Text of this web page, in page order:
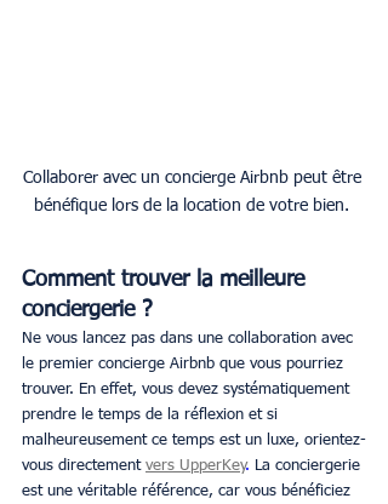
Collaborer avec un concierge Airbnb peut être
bénéfique lors de la location de votre bien.
Comment trouver la meilleure
conciergerie ?
Ne vous lancez pas dans une collaboration avec
le premier concierge Airbnb que vous pourriez
trouver. En effet, vous devez systématiquement
prendre le temps de la réflexion et si
malheureusement ce temps est un luxe, orientez-
vous directement vers UpperKey. La conciergerie
est une véritable référence, car vous bénéficiez